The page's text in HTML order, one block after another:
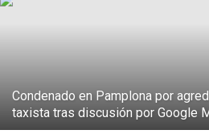
Condenado en Pamplona por
taxista tras discusión por Google